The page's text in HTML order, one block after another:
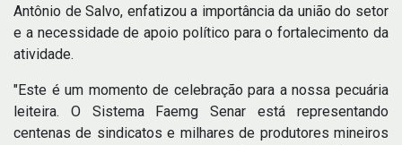
Antônio de Salvo, enfatizou a importância da união do setor
e a necessidade de apoio político para o fortalecimento da
atividade.
"Este é um momento de celebração para a nossa pecuária
leiteira. O Sistema Faemg Senar está representando
centenas de sindicatos e milhares de produtores mineiros